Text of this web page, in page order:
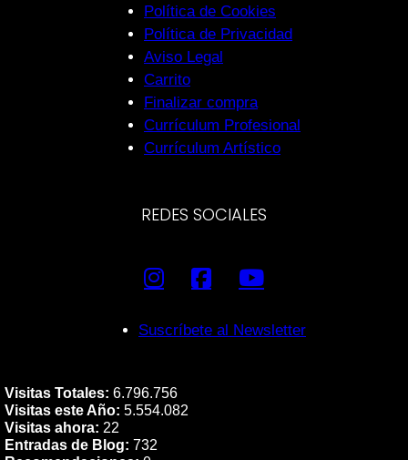
Política de Cookies
Política de Privacidad
Aviso Legal
Carrito
Finalizar compra
Currículum Profesional
Currículum Artístico
REDES SOCIALES
Suscríbete al Newsletter
Visitas Totales: 6.796.756
Visitas este Año: 5.554.082
Visitas ahora: 22
Entradas de Blog: 732